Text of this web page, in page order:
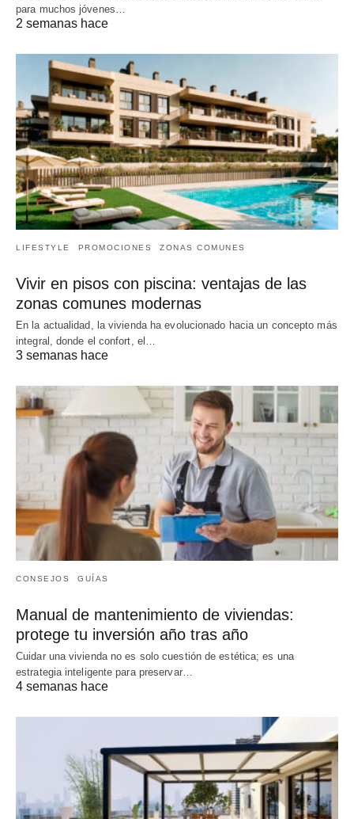
para muchos jóvenes…
2 semanas hace
LIFESTYLE PROMOCIONES ZONAS COMUNES
Vivir en pisos con piscina: ventajas de las
zonas comunes modernas
En la actualidad, la vivienda ha evolucionado hacia un concepto más
integral, donde el confort, el…
3 semanas hace
CONSEJOS GUÍAS
Manual de mantenimiento de viviendas:
protege tu inversión año tras año
Cuidar una vivienda no es solo cuestión de estética; es una
estrategia inteligente para preservar…
4 semanas hace